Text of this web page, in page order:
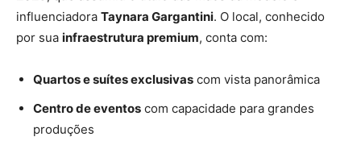
influenciadora Taynara Gargantini. O local, conhecido
por sua infraestrutura premium, conta com:
Quartos e suítes exclusivas com vista panorâmica
Centro de eventos com capacidade para grandes
produções